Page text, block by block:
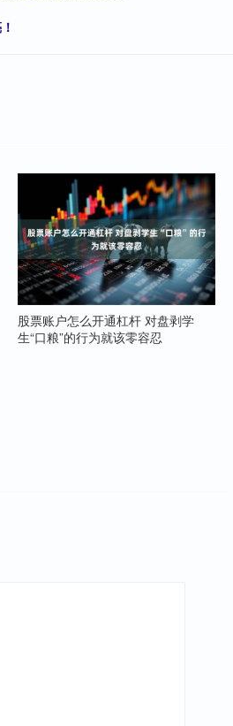
股票账户怎么开通杠杆 对盘剥学
生“口粮”的行为就该零容忍